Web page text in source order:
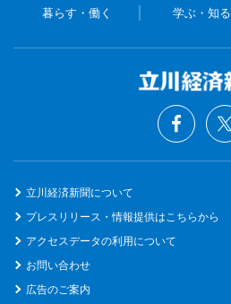
暮らす・働く 学ぶ・知る
立川経済新聞について
プレスリリース・情報提供はこちらから
アクセスデータの利用について
お問い合わせ
広告のご案内